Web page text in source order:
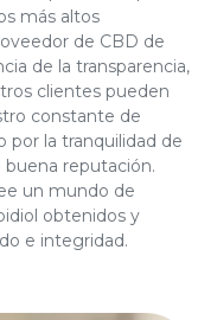
más altos
de CBD de
de la transparencia,
clientes pueden
constante de
por la tranquilidad de
reputación.
un mundo de
obtenidos y
e integridad.